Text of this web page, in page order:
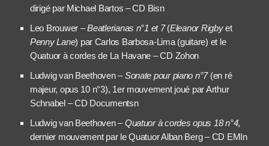
dirigé par Michael Bartos – CD Bisn
Leo Brouwer –Beatlerianas n°1 et 7(Eleanor Rigbyet
Penny Lane) par Carlos Barbosa-Lima (guitare) et le
Quatuor à cordes de La Havane – CD Zohon
Ludwig van Beethoven –Sonate pour piano n°7(en ré
majeur, opus 10 n°3), 1er mouvement joué par Arthur
Schnabel – CD Documentsn
Ludwig van Beethoven –Quatuor à cordes opus 18 n°4,
dernier mouvement par le Quatuor Alban Berg – CD EMIn